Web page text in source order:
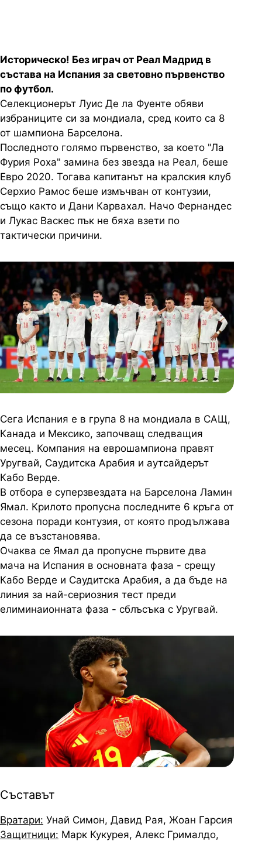
Историческо! Без играч от Реал Мадрид в
състава на Испания за световно първенство
по футбол.
Селекционерът Луис Де ла Фуенте обяви
избраниците си за мондиала, сред които са 8
от шампиона Барселона.
Последното голямо първенство, за което "Ла
Фурия Роха" замина без звезда на Реал, беше
Евро 2020. Тогава капитанът на кралския клуб
Серхио Рамос беше измъчван от контузии,
също както и Дани Карвахал. Начо Фернандес
и Лукас Васкес пък не бяха взети по
тактически причини.
Сега Испания е в група 8 на мондиала в САЩ,
Канада и Мексико, започващ следващия
месец. Компания на еврошампиона правят
Уругвай, Саудитска Арабия и аутсайдерът
Кабо Верде.
В отбора е суперзвездата на Барселона Ламин
Ямал. Крилото пропусна последните 6 кръга от
сезона поради контузия, от която продължава
да се възстановява.
Очаква се Ямал да пропусне първите два
мача на Испания в основната фаза - срещу
Кабо Верде и Саудитска Арабия, а да бъде на
линия за най-сериозния тест преди
елиминаионната фаза - сблъсъка с Уругвай.
Съставът
Вратари: Унай Симон, Давид Рая, Жоан Гарсия
Защитници: Марк Кукурея, Алекс Грималдо,